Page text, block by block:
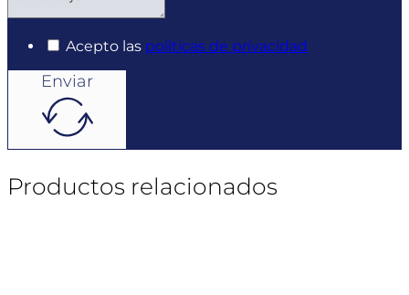
Acepto las politicas de privacidad
Enviar
Productos relacionados